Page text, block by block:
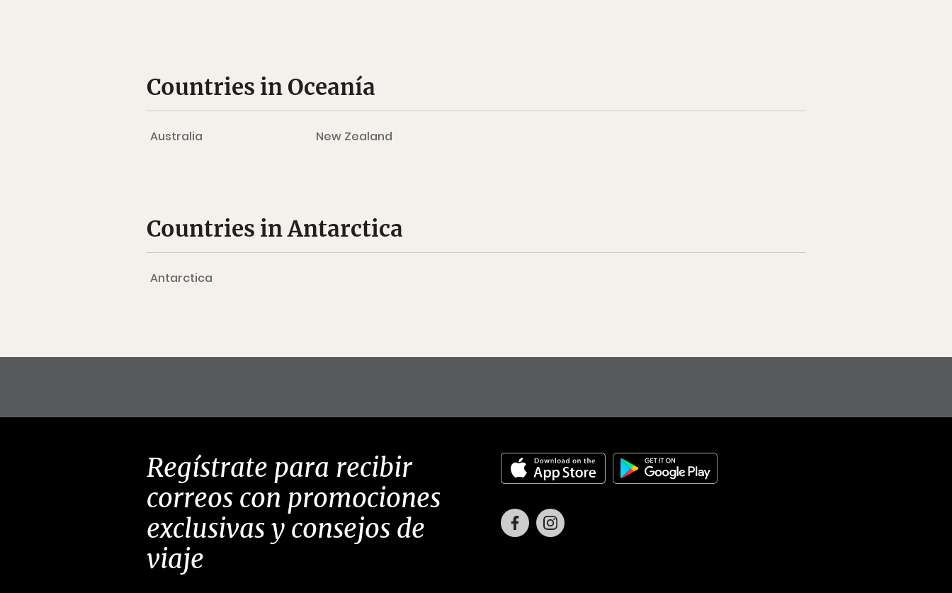
Countries in Oceanía
Australia New Zealand
Countries in Antarctica
Antarctica
Regístrate para recibir
correos con promociones
exclusivas y consejos de
viaje
Facebook